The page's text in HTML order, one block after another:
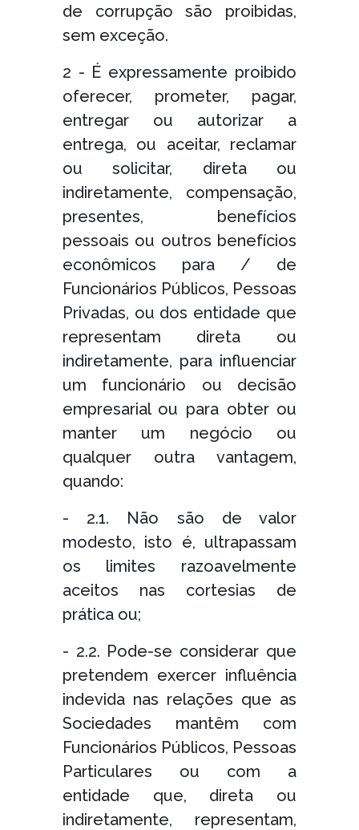
de corrupção são proibidas,
sem exceção.
2 - É expressamente proibido
oferecer, prometer, pagar,
entregar ou autorizar a
entrega, ou aceitar, reclamar
ou solicitar, direta ou
indiretamente, compensação,
presentes, benefícios
pessoais ou outros benefícios
econômicos para / de
Funcionários Públicos, Pessoas
Privadas, ou dos entidade que
representam direta ou
indiretamente, para influenciar
um funcionário ou decisão
empresarial ou para obter ou
manter um negócio ou
qualquer outra vantagem,
quando:
- 2.1. Não são de valor
modesto, isto é, ultrapassam
os limites razoavelmente
aceitos nas cortesias de
prática ou;
- 2.2. Pode-se considerar que
pretendem exercer influência
indevida nas relações que as
Sociedades mantêm com
Funcionários Públicos, Pessoas
Particulares ou com a
entidade que, direta ou
indiretamente, representam,